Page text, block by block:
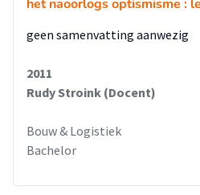
het naoorlogs optismisme :
geen samenvatting aanwezig
2011
Rudy Stroink (Docent)
Bouw & Logistiek
Bachelor